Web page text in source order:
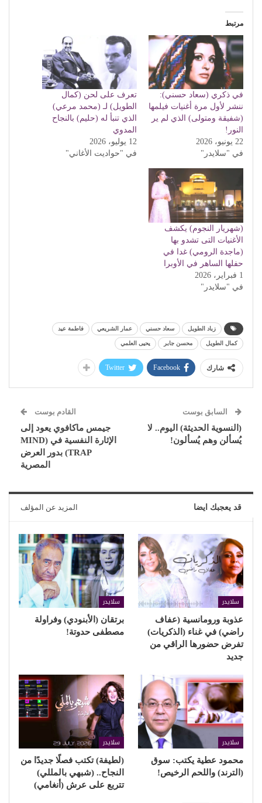
مرتبط
في ذكري (سعاد حسني):
ننشر لأول مرة أغنيات فيلمها
(شفيقة ومتولى) الذي لم ير
النور!
22 يونيو، 2026
في "سلايدر"
تعرف على لحن (كمال
الطويل) لـ (محمد مرعي)
الذي تنبأ له (حليم) بالنجاح
المدوي
12 يوليو، 2026
في "حواديت الأغاني"
(شهريار النجوم) يكشف
الأغنيات التى تشدو بها
(ماجدة الرومي) غدا في
حفلها الساهر في الأوبرا
1 فبراير، 2026
في "سلايدر"
زباد الطويل سعاد حسني عمار الشريعي فاطمة عيد
كمال الطويل محسن جابر يحيى العلمي
شارك Facebook
Twitter
السابق بوست
(النسوية الحديثة) اليوم.. لا
يُسألن وهم يُسألون!
القادم بوست
جيمس ماكافوي يعود إلى
الإثارة النفسية في (MIND
TRAP) بدور العرض
المصرية
قد يعجبك ايضا المزيد عن المؤلف
سلايدر
عذوبة ورومانسية (عفاف
راضي) في غناء (الذكريات)
تفرض حضورها الراقي من
جديد
سلايدر
برتقان (الأبنودي) وفراولة
مصطفى حدوتة!
سلايدر
محمود عطية يكتب: سوق
(الترند) واللحم الرخيص!
سلايدر
(لطيفة) تكتب فصلًا جديدًا من
النجاح.. (شبهي بالمللي)
تتربع على عرش (أنغامي)